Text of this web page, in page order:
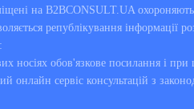
на B2BCONSULT.UA
републікування інформації
носіях обов'язкове посилання і при
онлайн сервіс консультацій з